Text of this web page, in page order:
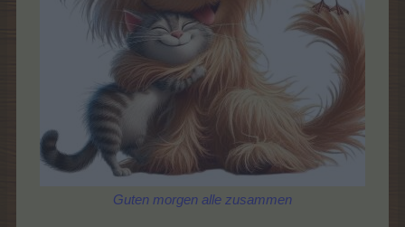
Guten morgen alle zusammen